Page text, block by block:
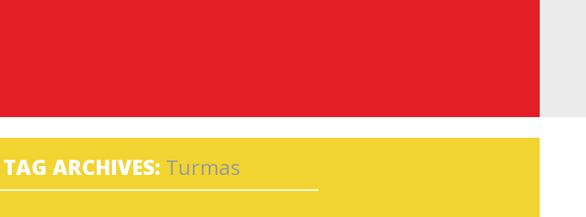
TAG ARCHIVES: Turmas